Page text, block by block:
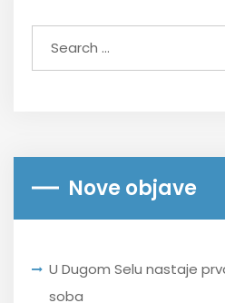
Nove objave
U Dugom Selu nastaje
soba